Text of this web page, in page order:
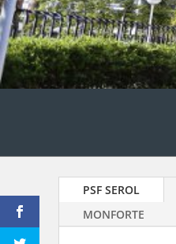
PSF SEROL
MONFORTE